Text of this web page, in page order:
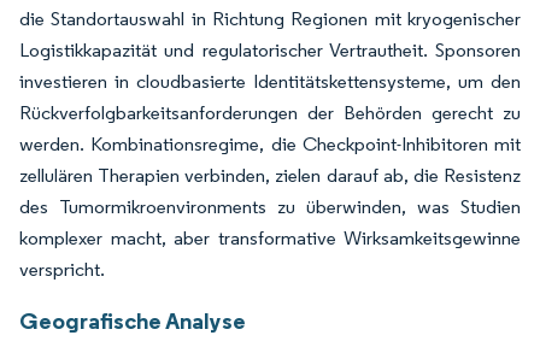
die Standortauswahl in Richtung Regionen mit kryogenischer
Logistikkapazität und regulatorischer Vertrautheit. Sponsoren
investieren in cloudbasierte Identitätskettensysteme, um den
Rückverfolgbarkeitsanforderungen der Behörden gerecht zu
werden. Kombinationsregime, die Checkpoint-Inhibitoren mit
zellulären Therapien verbinden, zielen darauf ab, die Resistenz
des Tumormikroenvironments zu überwinden, was Studien
komplexer macht, aber transformative Wirksamkeitsgewinne
verspricht.
Geografische Analyse